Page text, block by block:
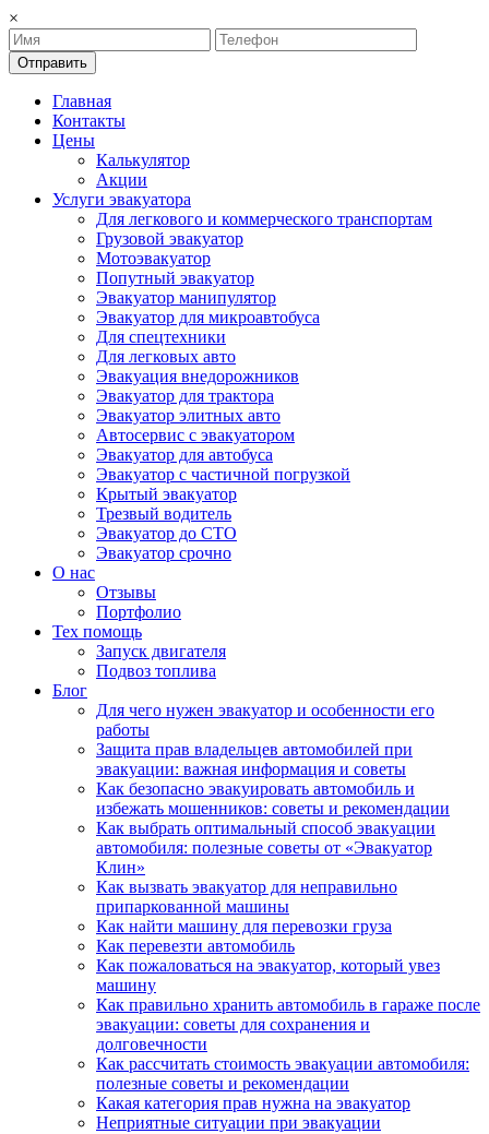
×
Отправить
Главная
Контакты
Цены
Калькулятор
Акции
Услуги эвакуатора
Для легкового и коммерческого транспортам
Грузовой эвакуатор
Мотоэвакуатор
Попутный эвакуатор
Эвакуатор манипулятор
Эвакуатор для микроавтобуса
Для спецтехники
Для легковых авто
Эвакуация внедорожников
Эвакуатор для трактора
Эвакуатор элитных авто
Автосервис с эвакуатором
Эвакуатор для автобуса
Эвакуатор с частичной погрузкой
Крытый эвакуатор
Трезвый водитель
Эвакуатор до СТО
Эвакуатор срочно
О нас
Отзывы
Портфолио
Тех помощь
Запуск двигателя
Подвоз топлива
Блог
Для чего нужен эвакуатор и особенности его
работы
Защита прав владельцев автомобилей при
эвакуации: важная информация и советы
Как безопасно эвакуировать автомобиль и
избежать мошенников: советы и рекомендации
Как выбрать оптимальный способ эвакуации
автомобиля: полезные советы от «Эвакуатор
Клин»
Как вызвать эвакуатор для неправильно
припаркованной машины
Как найти машину для перевозки груза
Как перевезти автомобиль
Как пожаловаться на эвакуатор, который увез
машину
Как правильно хранить автомобиль в гараже после
эвакуации: советы для сохранения и
долговечности
Как рассчитать стоимость эвакуации автомобиля:
полезные советы и рекомендации
Какая категория прав нужна на эвакуатор
Неприятные ситуации при эвакуации